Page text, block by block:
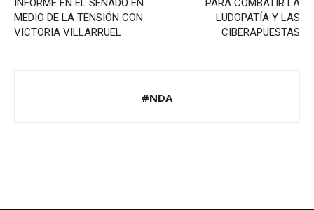
MEDIO DE LA TENSIÓN CON
VICTORIA VILLARRUEL
LUDOPATÍA Y LAS
CIBERAPUESTAS
#NDA